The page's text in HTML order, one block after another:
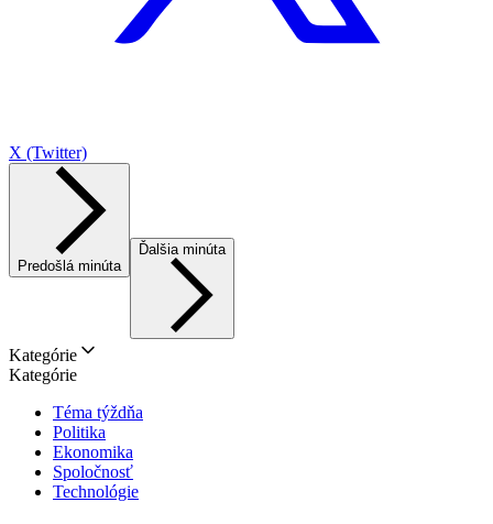
X (Twitter)
Predošlá minúta
Ďalšia minúta
Kategórie
Kategórie
Téma týždňa
Politika
Ekonomika
Spoločnosť
Technológie